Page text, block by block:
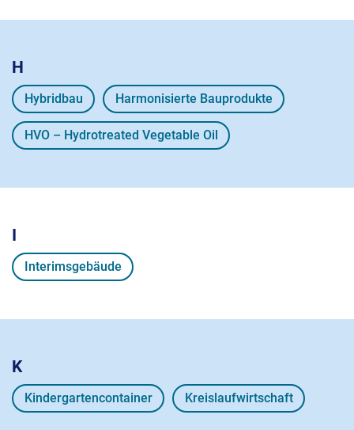
H
Hybridbau Harmonisierte Bauprodukte
HVO – Hydrotreated Vegetable Oil
I
Interimsgebäude
K
Kindergartencontainer Kreislaufwirtschaft